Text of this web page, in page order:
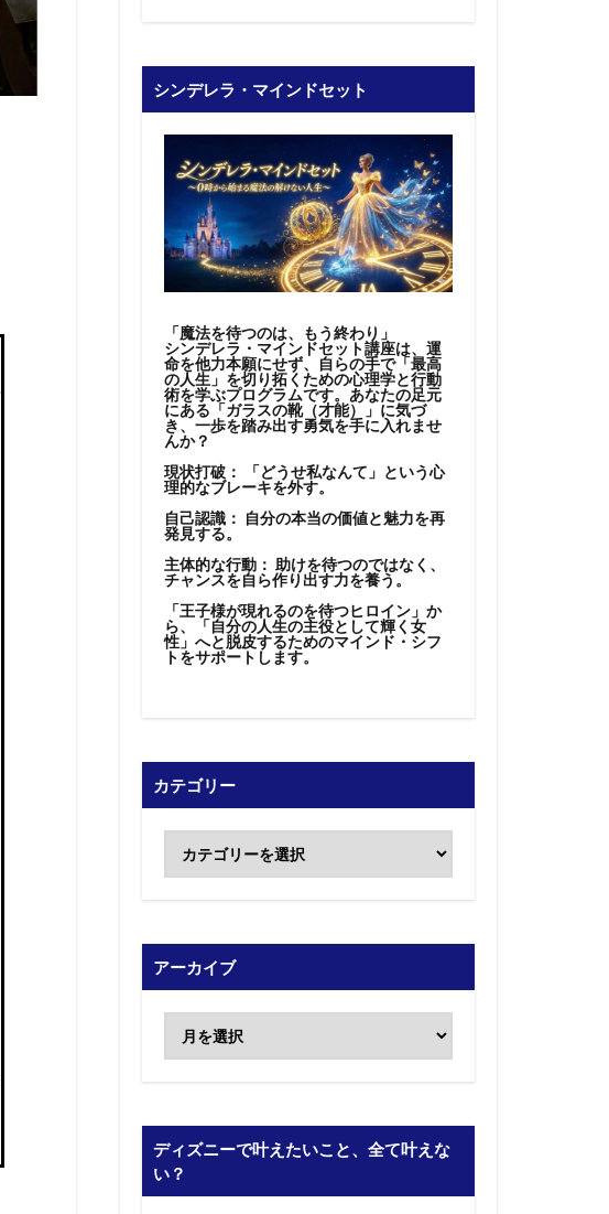
シンデレラ・マインドセット
「魔法を待つのは、もう終わり」
シンデレラ・マインドセット講座は、運
命を他力本願にせず、自らの手で「最高
の人生」を切り拓くための心理学と行動
術を学ぶプログラムです。あなたの足元
にある「ガラスの靴（才能）」に気づ
き、一歩を踏み出す勇気を手に入れませ
んか？
現状打破：
「どうせ私なんて」という心
理的なブレーキを外す。
自己認識： 自分の本当の価値と魅力を再
発見する。
主体的な行動： 助けを待つのではなく、
チャンスを自ら作り出す力を養う。
「王子様が現れるのを待つヒロイン」か
ら、「自分の人生の主役として輝く女
性」へと脱皮するためのマインド・シフ
トをサポートします。
カテゴリー
アーカイブ
ディズニーで叶えたいこと、全て叶えな
い？